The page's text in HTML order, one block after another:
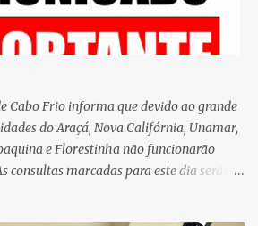
Cabo Frio informa que devido ao grande
do Araçá, Nova Califórnia, Unamar,
e Florestinha não funcionarão
consultas marcadas para este dia serão